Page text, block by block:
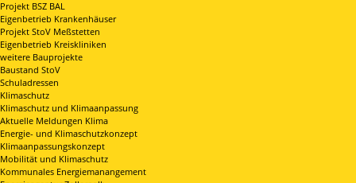
Projekt BSZ BAL
Eigenbetrieb Krankenhäuser
Projekt StoV Meßstetten
Eigenbetrieb Kreiskliniken
weitere Bauprojekte
Baustand StoV
Schuladressen
Klimaschutz
Klimaschutz und Klimaanpassung
Aktuelle Meldungen Klima
Energie- und Klimaschutzkonzept
Klimaanpassungskonzept
Mobilität und Klimaschutz
Kommunales Energiemanangement